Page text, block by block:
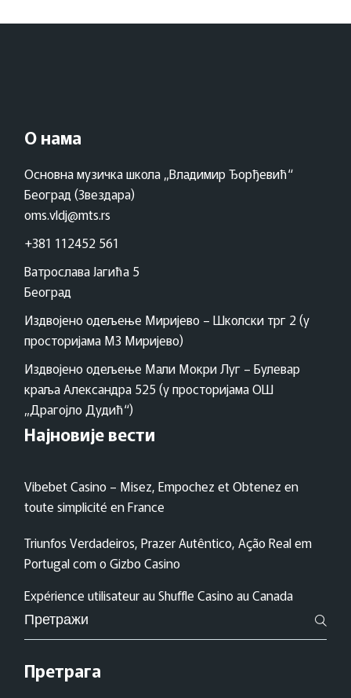
О нама
Основна музичка школа „Владимир Ђорђевић“
Београд (Звездара)
oms.vldj@mts.rs
+381 112452 561
Ватрослава Јагића 5
Београд
Издвојено одељење Миријево – Школски трг 2 (у
просторијама МЗ Миријево)
Издвојено одељење Мали Мокри Луг – Булевар
краља Александра 525 (у просторијама ОШ
„Драгојло Дудић“)
Најновије вести
Vibebet Casino – Misez, Empochez et Obtenez en
toute simplicité en France
Triunfos Verdadeiros, Prazer Autêntico, Ação Real em
Portugal com o Gizbo Casino
Expérience utilisateur au Shuffle Casino au Canada
Pretraži
za:
Претрага